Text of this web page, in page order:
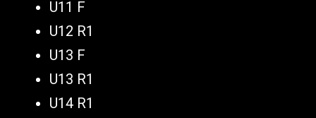
U11 F
U12 R1
U13 F
U13 R1
U14 R1